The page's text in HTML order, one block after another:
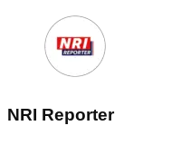
NRI Reporter